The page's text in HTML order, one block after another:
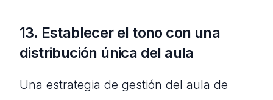
13. Establecer el tono con una
distribución única del aula
Una estrategia de gestión del aula de